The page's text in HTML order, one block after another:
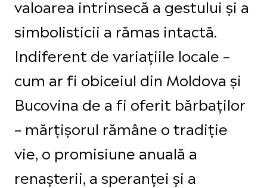
valoarea intrinsecă a gestului și a
simbolisticii a rămas intactă.
Indiferent de variațiile locale –
cum ar fi obiceiul din Moldova și
Bucovina de a fi oferit bărbaților
– mărțișorul rămâne o tradiție
vie, o promisiune anuală a
renașterii, a speranței și a